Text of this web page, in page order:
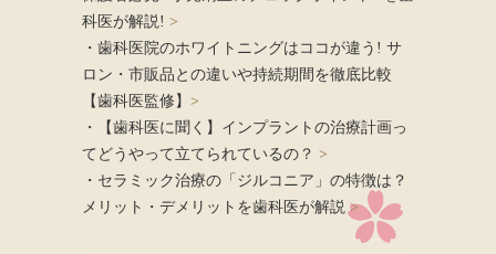
科医が解説! >
・歯科医院のホワイトニングはココが違う! サ
ロン・市販品との違いや持続期間を徹底比較
【歯科医監修】 >
・【歯科医に聞く】インプラントの治療計画っ
てどうやって立てられているの？ >
・セラミック治療の「ジルコニア」の特徴は？
メリット・デメリットを歯科医が解説 >